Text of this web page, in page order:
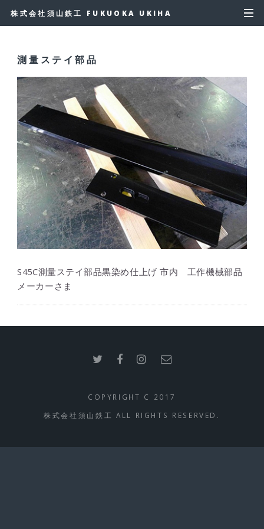
株式会社須山鉄工 FUKUOKA UKIHA
測量ステイ部品
S45C測量ステイ部品黒染め仕上げ 市内 工作機械部品
メーカーさま
COPYRIGHT C 2017
株式会社須山鉄工 ALL RIGHTS RESERVED.